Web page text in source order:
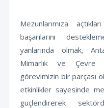
Mezunlarımıza
başarılarını
yanlarında olmak,
Mimarlık ve Çevre
görevimizin bir parçası
etkinlikler sayesinde
güçlendirerek